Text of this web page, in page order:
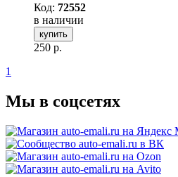
Код: 72552
в наличии
купить
250 р.
1
Мы в соцсетях